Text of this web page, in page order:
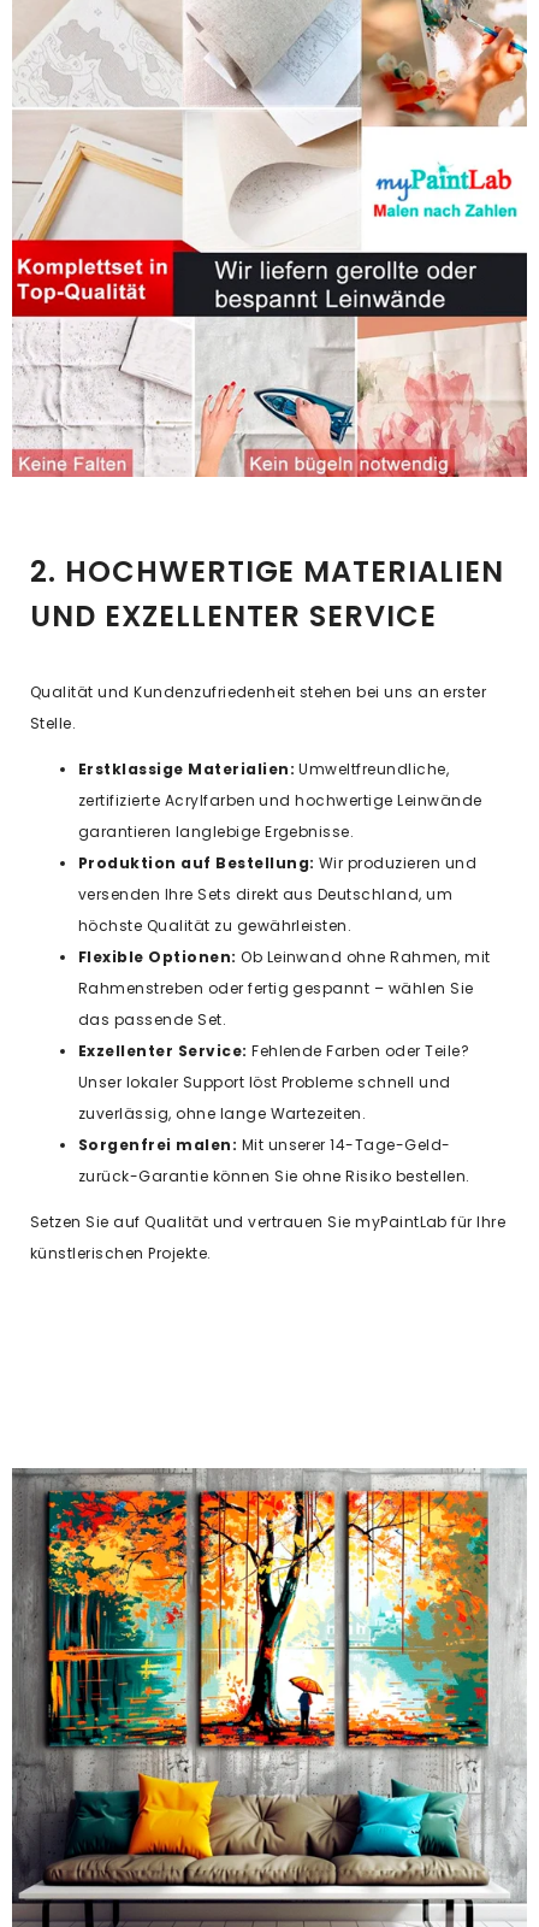
2. HOCHWERTIGE MATERIALIEN
UND EXZELLENTER SERVICE
Qualität und Kundenzufriedenheit stehen bei uns an erster
Stelle.
Erstklassige Materialien: Umweltfreundliche,
zertifizierte Acrylfarben und hochwertige Leinwände
garantieren langlebige Ergebnisse.
Produktion auf Bestellung: Wir produzieren und
versenden Ihre Sets direkt aus Deutschland, um
höchste Qualität zu gewährleisten.
Flexible Optionen: Ob Leinwand ohne Rahmen, mit
Rahmenstreben oder fertig gespannt – wählen Sie
das passende Set.
Exzellenter Service: Fehlende Farben oder Teile?
Unser lokaler Support löst Probleme schnell und
zuverlässig, ohne lange Wartezeiten.
Sorgenfrei malen: Mit unserer 14-Tage-Geld-
zurück-Garantie können Sie ohne Risiko bestellen.
Setzen Sie auf Qualität und vertrauen Sie myPaintLab für Ihre
künstlerischen Projekte.